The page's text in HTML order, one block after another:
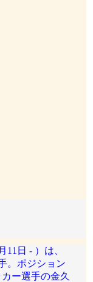
日 - ）は、
。ポジション
ー選手の金久